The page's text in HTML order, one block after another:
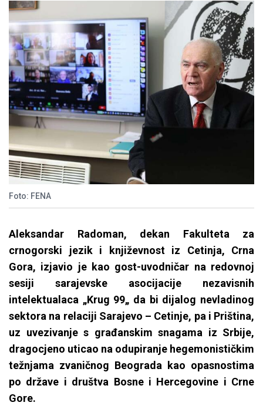
Foto: FENA
Aleksandar Radoman, dekan Fakulteta za
crnogorski jezik i književnost iz Cetinja, Crna
Gora, izjavio je kao gost-uvodničar na redovnoj
sesiji sarajevske asocijacije nezavisnih
intelektualaca „Krug 99„ da bi dijalog nevladinog
sektora na relaciji Sarajevo – Cetinje, pa i Priština,
uz uvezivanje s građanskim snagama iz Srbije,
dragocjeno uticao na odupiranje hegemonističkim
težnjama zvaničnog Beograda kao opasnostima
po države i društva Bosne i Hercegovine i Crne
Gore.